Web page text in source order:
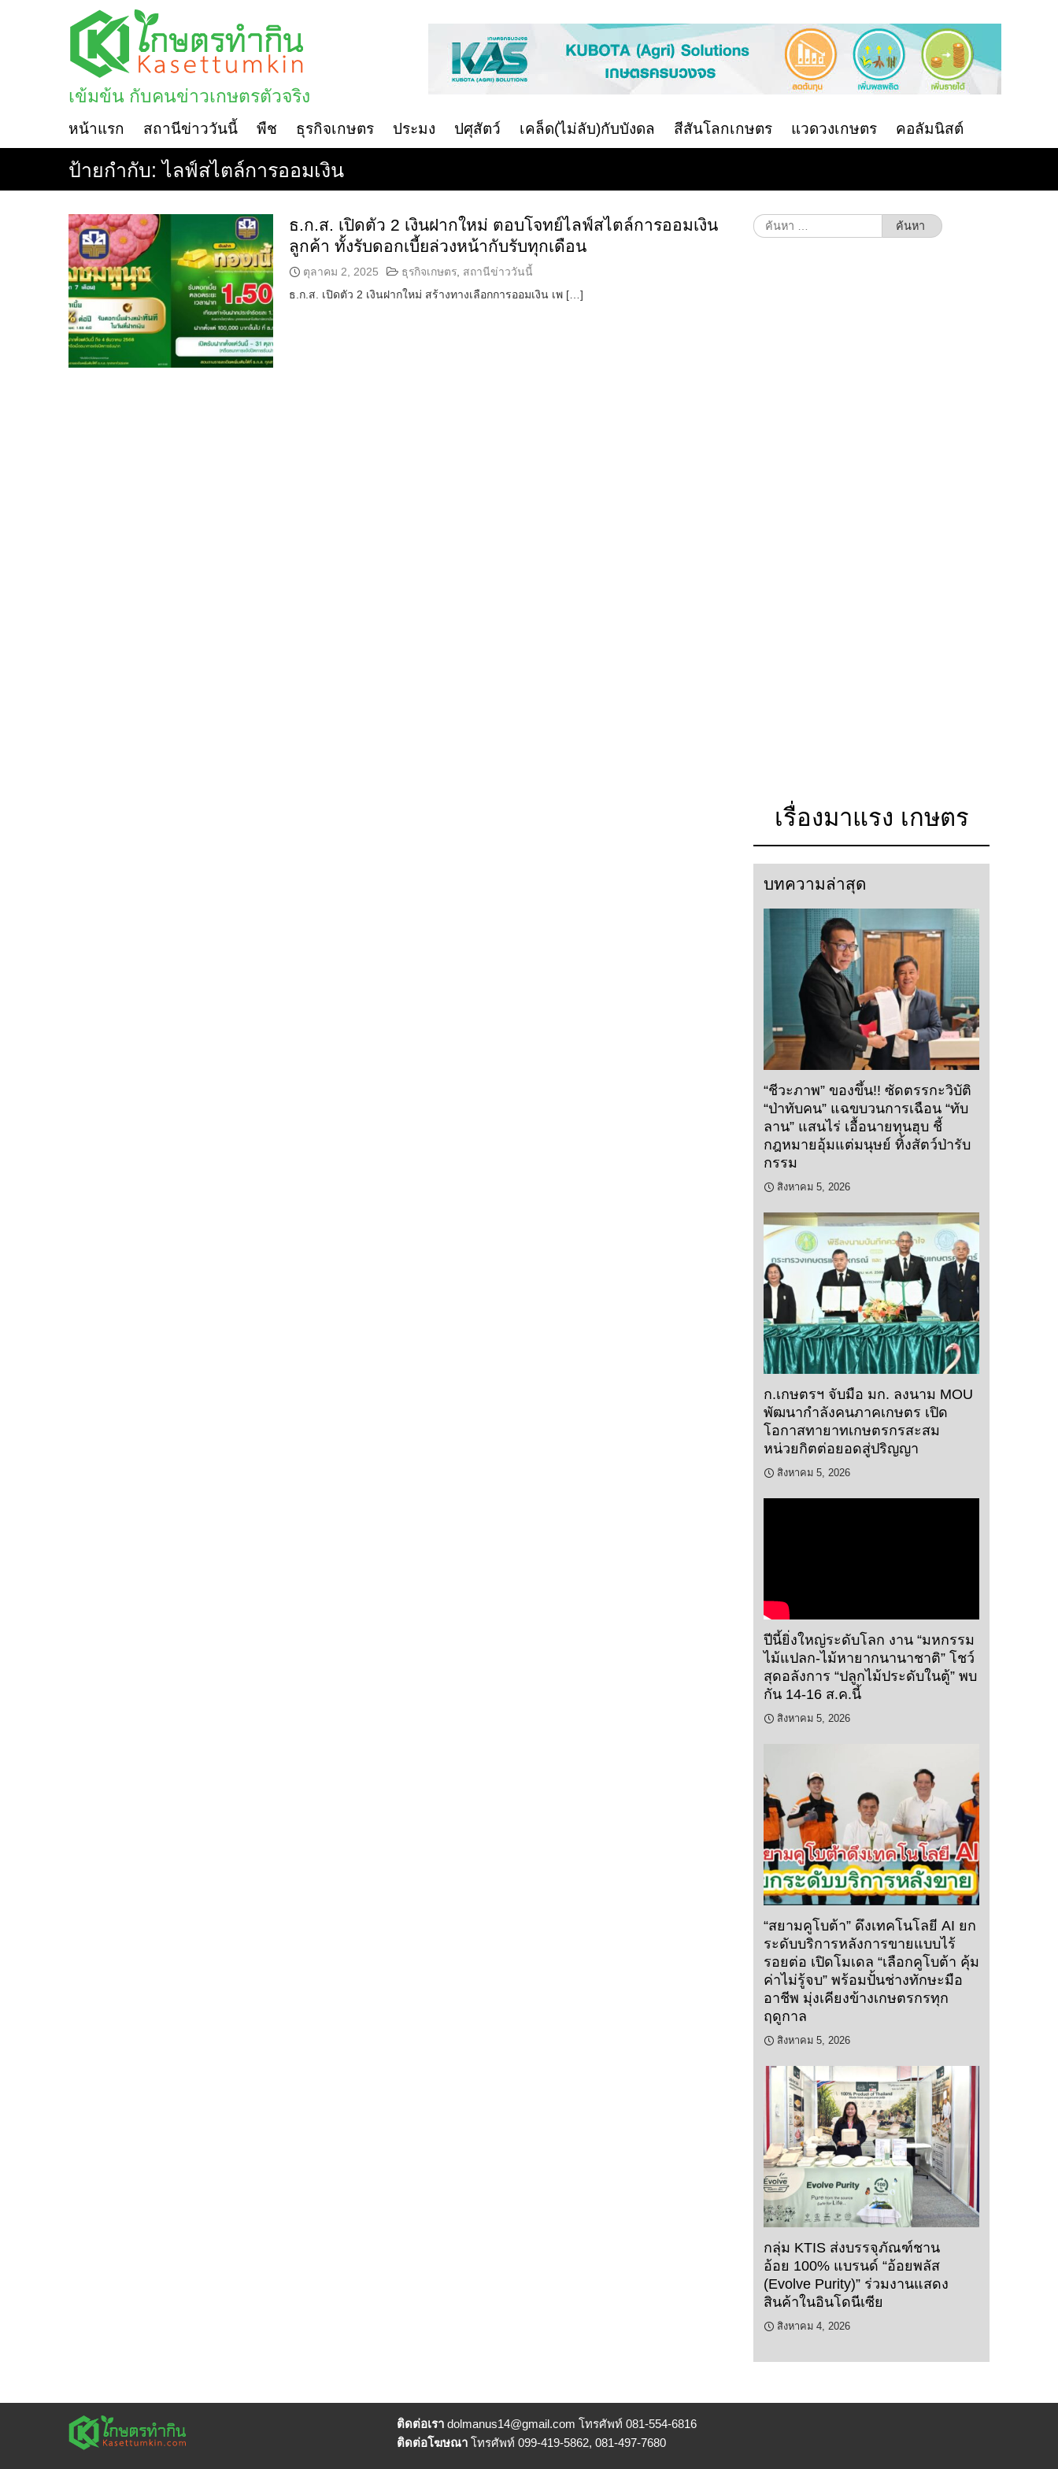
เข้มข้น กับคนข่าวเกษตรตัวจริง
หน้าแรก สถานีข่าววันนี้ พืช ธุรกิจเกษตร ประมง ปศุสัตว์ เคล็ด(ไม่ลับ)กับบังดล สีสันโลกเกษตร แวดวงเกษตร คอลัมนิสต์
ป้ายกำกับ:ไลฟ์สไตล์การออมเงิน
ธ.ก.ส. เปิดตัว 2 เงินฝากใหม่ ตอบโจทย์ไลฟ์สไตล์การออมเงิน
ลูกค้า ทั้งรับดอกเบี้ยล่วงหน้ากับรับทุกเดือน
ตุลาคม 2, 2025 ธุรกิจเกษตร, สถานีข่าววันนี้
ธ.ก.ส. เปิดตัว 2 เงินฝากใหม่ สร้างทางเลือกการออมเงิน เพ […]
ค้นหา
สำหรับ:
เรื่องมาแรง เกษตร
บทความล่าสุด
“ชีวะภาพ” ของขึ้น!! ซัดตรรกะวิบัติ
“ป่าทับคน” แฉขบวนการเฉือน “ทับ
ลาน” แสนไร่ เอื้อนายทุนฮุบ ชี้
กฎหมายอุ้มแต่มนุษย์ ทิ้งสัตว์ป่ารับ
กรรม
สิงหาคม 5, 2026
ก.เกษตรฯ จับมือ มก. ลงนาม MOU
พัฒนากำลังคนภาคเกษตร เปิด
โอกาสทายาทเกษตรกรสะสม
หน่วยกิตต่อยอดสู่ปริญญา
สิงหาคม 5, 2026
ปีนี้ยิ่งใหญ่ระดับโลก งาน “มหกรรม
ไม้แปลก-ไม้หายากนานาชาติ” โชว์
สุดอลังการ “ปลูกไม้ประดับในตู้” พบ
กัน 14-16 ส.ค.นี้
สิงหาคม 5, 2026
“สยามคูโบต้า” ดึงเทคโนโลยี AI ยก
ระดับบริการหลังการขายแบบไร้
รอยต่อ เปิดโมเดล “เลือกคูโบต้า คุ้ม
ค่าไม่รู้จบ” พร้อมปั้นช่างทักษะมือ
อาชีพ มุ่งเคียงข้างเกษตรกรทุก
ฤดูกาล
สิงหาคม 5, 2026
กลุ่ม KTIS ส่งบรรจุภัณฑ์ชาน
อ้อย 100% แบรนด์ “อ้อยพลัส
(Evolve Purity)” ร่วมงานแสดง
สินค้าในอินโดนีเซีย
สิงหาคม 4, 2026
ติดต่อเรา dolmanus14@gmail.com โทรศัพท์ 081-554-6816
ติดต่อโฆษณา โทรศัพท์ 099-419-5862, 081-497-7680